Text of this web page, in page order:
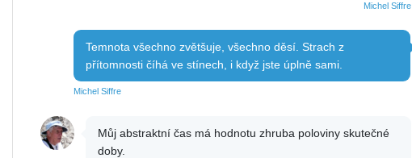
Michel Siffre
Temnota všechno zvětšuje, všechno děsí. Strach z
přítomnosti číhá ve stínech, i když jste úplně sami.
Michel Siffre
Můj abstraktní čas má hodnotu zhruba poloviny skutečné
doby.